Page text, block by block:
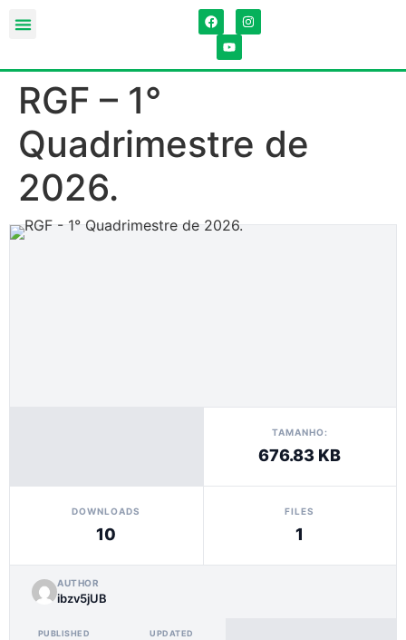
RGF – 1°
Quadrimestre de
2026.
TAMANHO:
676.83 KB
DOWNLOADS
10
FILES
1
AUTHOR
ibzv5jUB
PUBLISHED UPDATED